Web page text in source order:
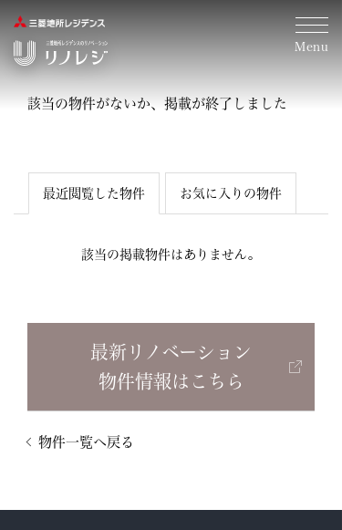
Menu
該当の物件がないか、掲載が終了しました
最近閲覧した物件 お気に入りの物件
該当の掲載物件はありません。
最新リノベーション
物件情報はこちら
物件一覧へ戻る